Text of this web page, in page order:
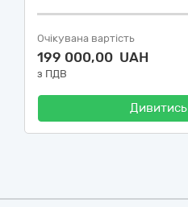
Очікувана вартість
199 000,00 UAH
з ПДВ
Дивитись